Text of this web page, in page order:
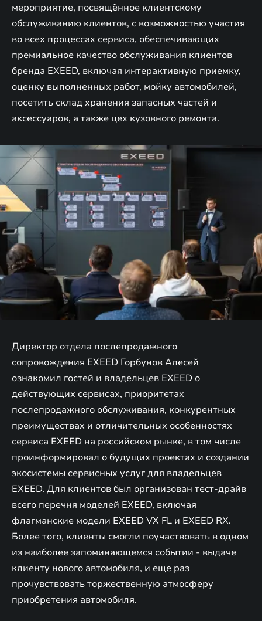
мероприятие, посвящённое клиентскому
обслуживанию клиентов, с возможностью участия
во всех процессах сервиса, обеспечивающих
премиальное качество обслуживания клиентов
бренда EXEED, включая интерактивную приемку,
оценку выполненных работ, мойку автомобилей,
посетить склад хранения запасных частей и
аксессуаров, а также цех кузовного ремонта.
Директор отдела послепродажного
сопровождения EXEED Горбунов Алесей
ознакомил гостей и владельцев EXEED о
действующих сервисах, приоритетах
послепродажного обслуживания, конкурентных
преимуществах и отличительных особенностях
сервиса EXEED на российском рынке, в том числе
проинформировал о будущих проектах и создании
экосистемы сервисных услуг для владельцев
EXEED. Для клиентов был организован тест-драйв
всего перечня моделей EXEED, включая
флагманские модели EXEED VX FL и EXEED RX.
Более того, клиенты смогли поучаствовать в одном
из наиболее запоминающемся событии - выдаче
клиенту нового автомобиля, и еще раз
прочувствовать торжественную атмосферу
приобретения автомобиля.